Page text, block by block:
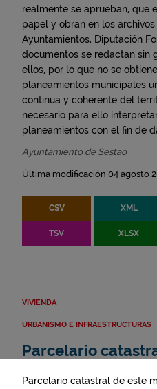
realmente se aprueban, que
papel y obran en los
Ayuntamientos, Diputación
documentos se redactan sin
ellos, por lo que no se
planeamientos municipales
continua y coherente del
necesario para ello
planeamientos con el fin de
Ayuntamiento de Sestao
Última modificación 04 agosto
CSV XML
TSV XLSX
VIVIENDA
URBANISMO E INFRAESTRUCTURAS
Parcelario
Parcelario catastral de este